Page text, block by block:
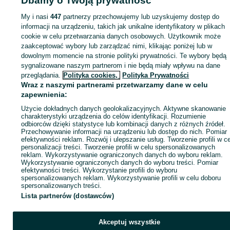
KATEGORIA
ID:1035250108 Wyświetlenia:
Zadzwoń / SMS Wyślij wiadomość
My i nasi447 partnerzy przechowujemy lub uzyskujemy dostęp do
informacji na urządzeniu, takich jak unikalne identyfikatory w plikach
cookie w celu przetwarzania danych osobowych. Użytkownik może
zaakceptować wybory lub zarządzać nimi, klikając poniżej lub w
dowolnym momencie na stronie polityki prywatności. Te wybory będą
sygnalizowane naszym partnerom i nie będą miały wpływu na dane
przeglądania. Polityka cookies, Polityka Prywatności
Wraz z naszymi partnerami przetwarzamy dane w celu
zapewnienia:
Użycie dokładnych danych geolokalizacyjnych. Aktywne skanowanie
charakterystyki urządzenia do celów identyfikacji. Rozumienie
odbiorców dzięki statystyce lub kombinacji danych z różnych źródeł.
Przechowywanie informacji na urządzeniu lub dostęp do nich. Pomiar
efektywności reklam. Rozwój i ulepszanie usług. Tworzenie profili w
personalizacji treści. Tworzenie profili w celu spersonalizowanych
reklam. Wykorzystywanie ograniczonych danych do wyboru reklam.
Wykorzystywanie ograniczonych danych do wyboru treści. Pomiar
efektywności treści. Wykorzystanie profili do wyboru
spersonalizowanych reklam. Wykorzystywanie profili w celu doboru
spersonalizowanych treści.
Lista partnerów (dostawców)
Akceptuj wszystkie